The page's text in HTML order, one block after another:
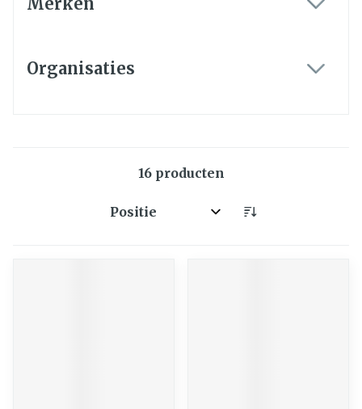
Organisaties
16producten
Sorteer op: